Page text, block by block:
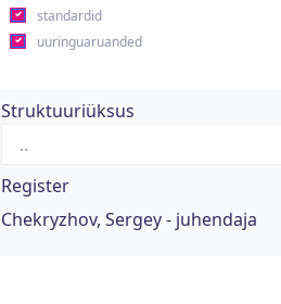
standardid
uuringuaruanded
Struktuuriüksus
Register
Chekryzhov, Sergey - juhendaja